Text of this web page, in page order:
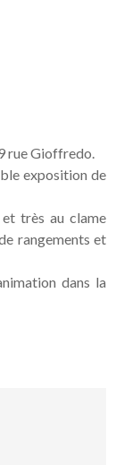
rue Gioffredo.
exposition de
très au clame
rangements et
dans la